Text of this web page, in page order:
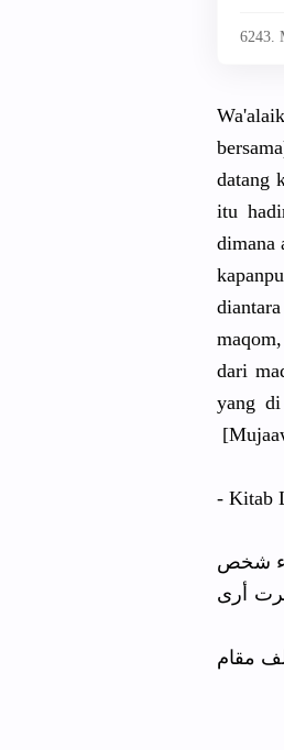
6243.
datang
itu
dimana
dari
yang
- Kitab
شخص
أرى
مقام